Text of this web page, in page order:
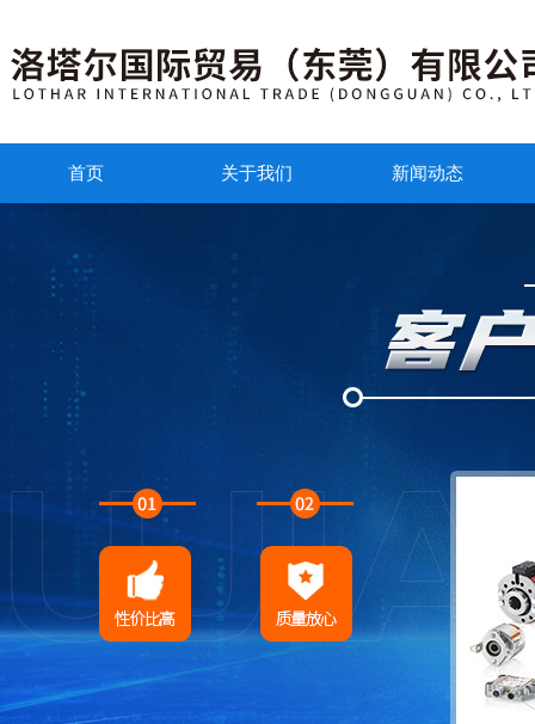
首页 关于我们 新闻动态